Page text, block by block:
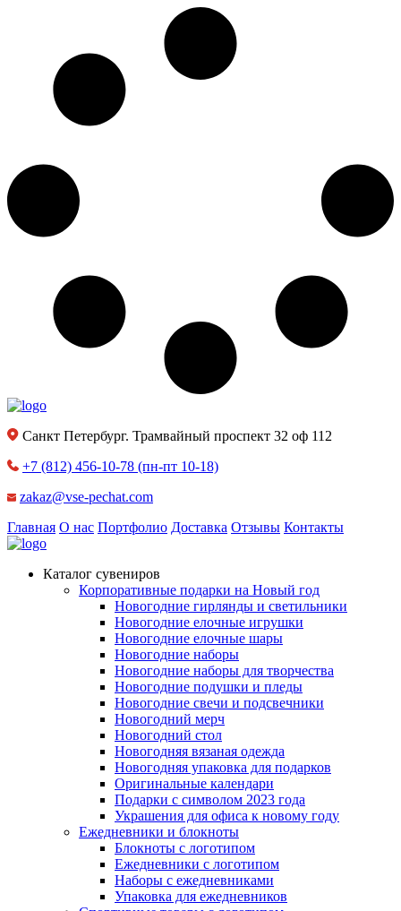
Санкт Петербург. Трамвайный проспект 32 оф 112
+7 (812) 456-10-78 (пн-пт 10-18)
zakaz@vse-pechat.com
Главная О нас Портфолио Доставка Отзывы Контакты
Каталог сувениров
Корпоративные подарки на Новый год
Новогодние гирлянды и светильники
Новогодние елочные игрушки
Новогодние елочные шары
Новогодние наборы
Новогодние наборы для творчества
Новогодние подушки и пледы
Новогодние свечи и подсвечники
Новогодний мерч
Новогодний стол
Новогодняя вязаная одежда
Новогодняя упаковка для подарков
Оригинальные календари
Подарки с символом 2023 года
Украшения для офиса к новому году
Ежедневники и блокноты
Блокноты с логотипом
Ежедневники с логотипом
Наборы с ежедневниками
Упаковка для ежедневников